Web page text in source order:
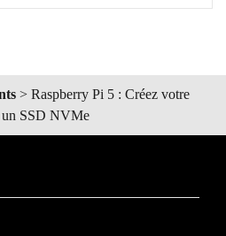
> Raspberry Pi 5 : Créez votre
un SSD NVMe